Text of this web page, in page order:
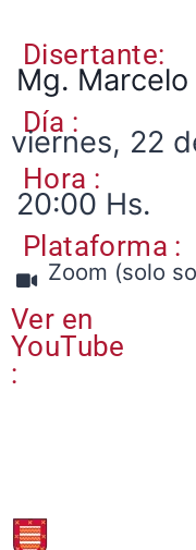
Disertante:
Mg.
Día :
viernes, 22
Hora :
20:00 Hs.
Plataforma :
Zoom (solo
Ver en
YouTube
: